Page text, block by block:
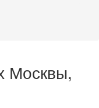
Москвы,